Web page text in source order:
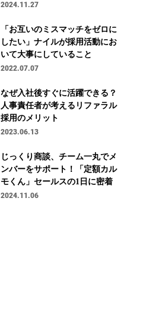
2024.11.27
「お互いのミスマッチをゼロに
したい」ナイルが採用活動にお
いて大事にしていること
2022.07.07
なぜ入社後すぐに活躍できる？
人事責任者が考えるリファラル
採用のメリット
2023.06.13
じっくり商談、チーム一丸でメ
ンバーをサポート！「定額カル
モくん」セールスの1日に密着
2024.11.06